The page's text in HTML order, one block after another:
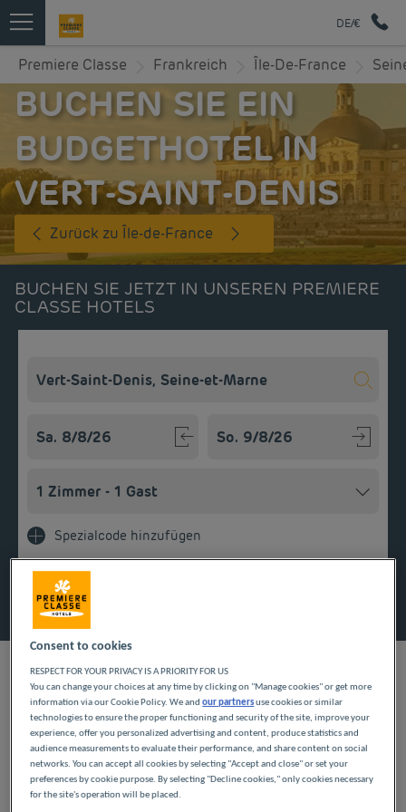
DE/€
Premiere Classe Frankreich Île-De-France
BUCHEN SIE EIN
BUDGETHOTEL IN
VERT-SAINT-DENIS
Zurück zu Île-de-France
BUCHEN SIE JETZT IN UNSEREN PREMIERE
CLASSE HOTELS
Spezialcode hinzufügen
UNSERE HOTELS IN
VERT-SAINT-DENIS ZU
GÜNSTIGEN PREISEN
Consent to cookies
RESPECT FOR YOUR PRIVACY IS A PRIORITY FOR US
You can change your choices at any time by clicking on "Manage cookies" or get more
information via our Cookie Policy. We andour partnersuse cookies or similar
technologies to ensure the proper functioning and security of the site, improve your
experience, offer you personalized advertising and content, produce statistics and
audience measurements to evaluate their performance, and share content on social
networks. You can accept all cookies by selecting "Accept and close" or set your
preferences by cookie purpose. By selecting "Decline cookies," only cookies necessary
for the site's operation will be placed.